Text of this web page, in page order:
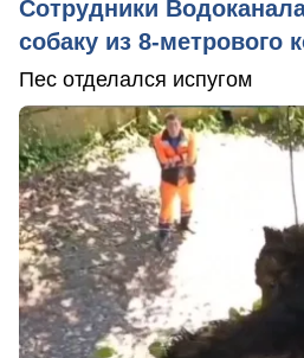
Сотрудники
собаку из 8-метрового
Пес отделался испугом